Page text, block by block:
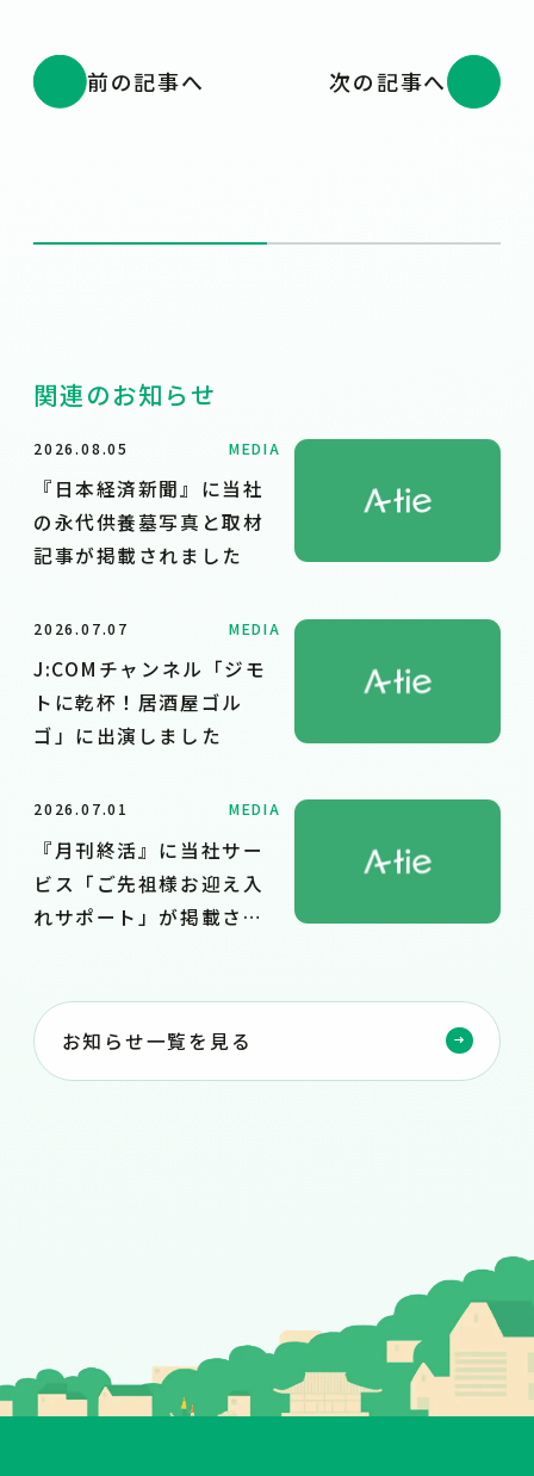
前の記事へ 次の記事へ
関連のお知らせ
お知らせ一覧を見る
2026.08.05 MEDIA
『日本経済新聞』に当社
の永代供養墓写真と取材
記事が掲載されました
2026.07.07 MEDIA
J:COMチャンネル「ジモ
トに乾杯！居酒屋ゴル
ゴ」に出演しました
2026.07.01 MEDIA
『月刊終活』に当社サー
ビス「ご先祖様お迎え入
れサポート」が掲載され